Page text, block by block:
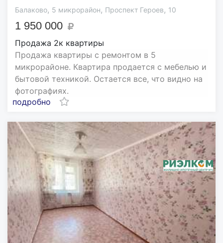
Балаково, 5 микрорайон, Проспект Героев, 10
1 950 000
Продажа 2к квартиры
Продажа квартиры с ремонтом в 5
микрорайоне. Квартира продается с мебелью и
бытовой техникой. Остается все, что видно на
фотографиях.
подробно